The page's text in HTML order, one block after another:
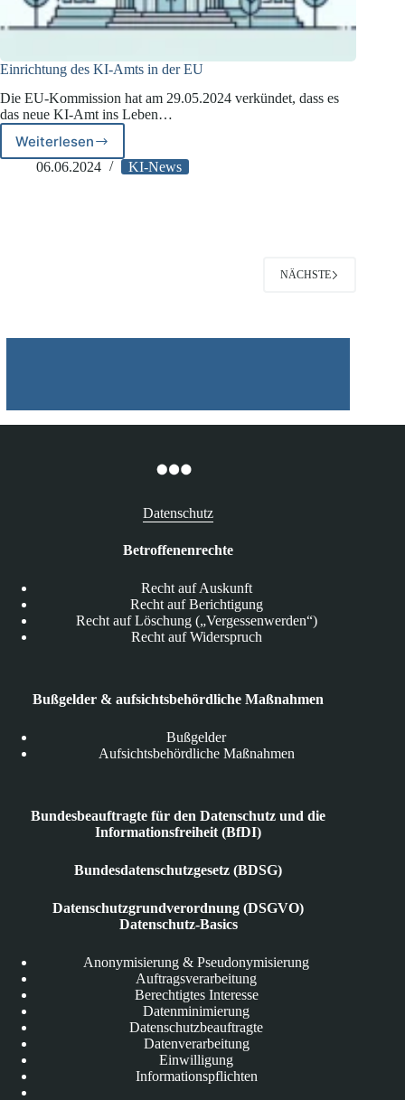
Einrichtung des KI-Amts in der EU
Die EU-Kommission hat am 29.05.2024 verkündet, dass es
das neue KI-Amt ins Leben…
WeiterlesenEinrichtung
des
06.06.2024 KI-News
NÄCHSTE
Datenschutz
Betroffenenrechte
Recht auf Auskunft
Recht auf Berichtigung
Recht auf Löschung („Vergessenwerden“)
Recht auf Widerspruch
Bußgelder & aufsichtsbehördliche Maßnahmen
Bußgelder
Aufsichtsbehördliche Maßnahmen
Bundesbeauftragte für den Datenschutz und die
Informationsfreiheit (BfDI)
Bundesdatenschutzgesetz (BDSG)
Datenschutzgrundverordnung (DSGVO)
Datenschutz-Basics
Anonymisierung & Pseudonymisierung
Auftragsverarbeitung
Berechtigtes Interesse
Datenminimierung
Datenschutzbeauftragte
Datenverarbeitung
Einwilligung
Informationspflichten